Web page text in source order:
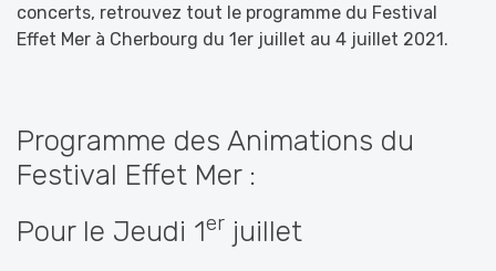
concerts, retrouvez tout le programme du Festival
Effet Mer à Cherbourg du 1er juillet au 4 juillet 2021.
Programme des Animations du
Festival Effet Mer :
Pour le Jeudi 1er juillet